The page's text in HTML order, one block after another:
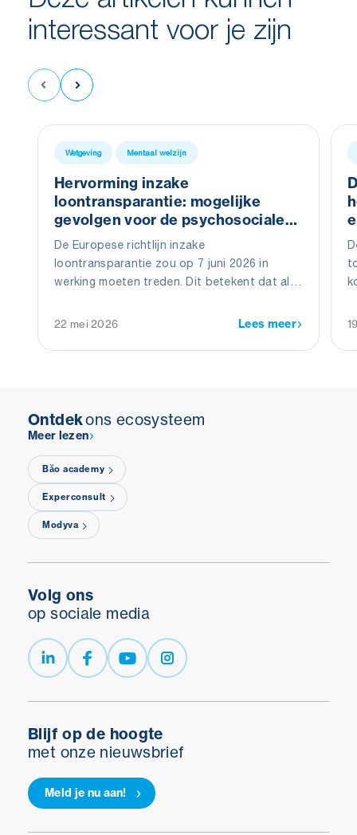
interessant voor je zijn
Wetgeving Mentaal welzijn
Hervorming inzake
loontransparantie: mogelijke
gevolgen voor de psychosociale
dynamiek binnen bedrijven
De Europese richtlijn inzake
loontransparantie zou op 7 juni 2026 in
werking moeten treden. Dit betekent dat alle
vanaf die datum in hun nationale wetgeving
andere lidstaten zal België echter niet klaar
passen, zonder dat daar sancties aan
verbonden zijn. Maar wat zouden de niet te
deze nieuwe richtlijn voor werknemers
kunnen zijn? We geven u een kort overzicht
om u zo goed mogelijk voor te bereiden op
deze hervorming.
22 mei 2026 Lees meer
Ontdekons ecosysteem
Meer lezen
Băo academy
Experconsult
Modyva
Blijf op de hoogte
met onze nieuwsbrief
Meld je nu aan!
Volg ons
op sociale media